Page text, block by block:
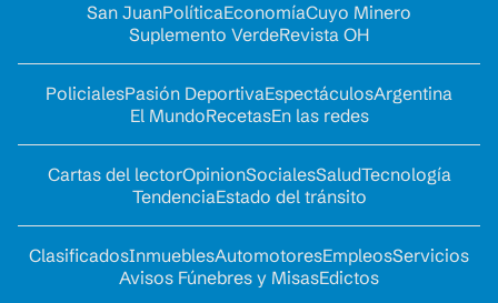
San JuanPolíticaEconomíaCuyo Minero
Suplemento VerdeRevista OH
PolicialesPasión DeportivaEspectáculosArgentina
El MundoRecetasEn las redes
Cartas del lectorOpinionSocialesSaludTecnología
TendenciaEstado del tránsito
ClasificadosInmueblesAutomotoresEmpleosServicios
Avisos Fúnebres y MisasEdictos